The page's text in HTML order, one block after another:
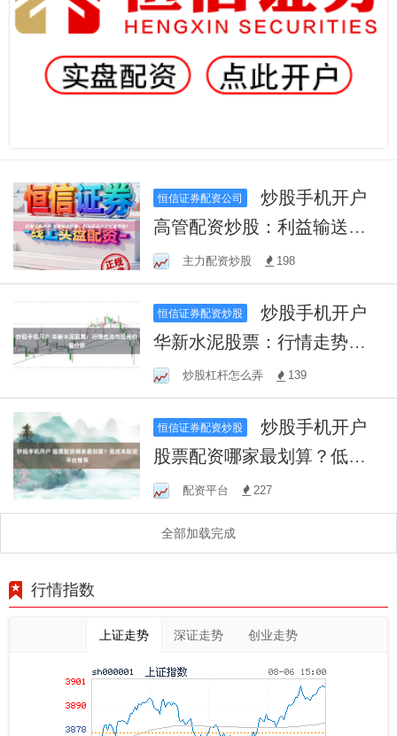
恒信证券配资公司
炒股手机开户
高管配资炒股：利益输送还
是财富增值？
主力配资炒股 198
恒信证券配资炒股
炒股手机开户
华新水泥股票：行情走势与
投资价值分析
炒股杠杆怎么弄 139
恒信证券配资炒股
炒股手机开户
股票配资哪家最划算？低成
本配资平台推荐
配资平台 227
全部加载完成
行情指数
上证走势 深证走势 创业走势